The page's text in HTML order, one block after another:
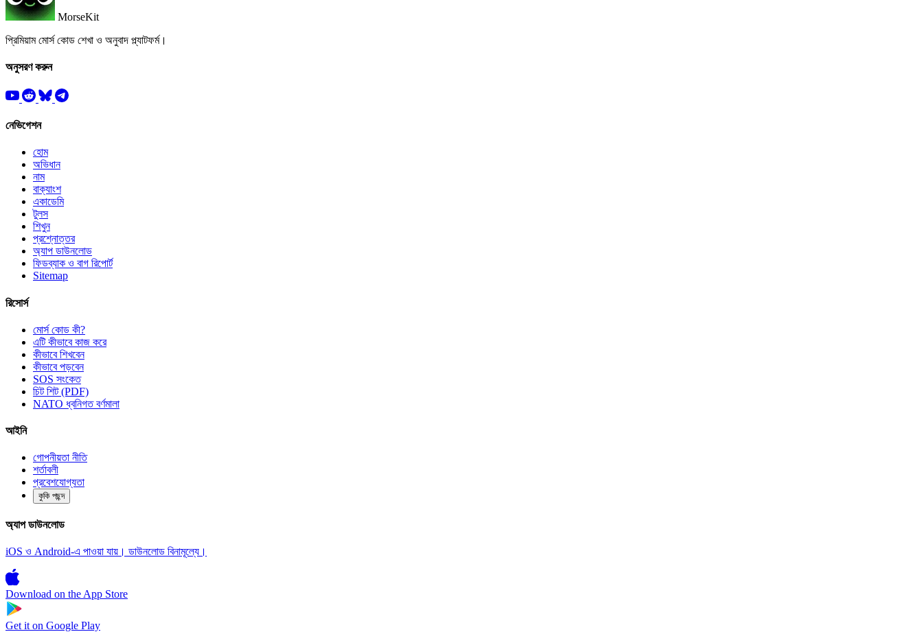
MorseKit
প্রিমিয়াম মোর্স কোড শেখা ও অনুবাদ প্ল্যাটফর্ম।
অনুসরণ করুন
নেভিগেশন
হোম
অভিধান
নাম
বাক্যাংশ
একাডেমি
টুলস
শিখুন
প্রশ্নোত্তর
অ্যাপ ডাউনলোড
ফিডব্যাক ও বাগ রিপোর্ট
Sitemap
রিসোর্স
মোর্স কোড কী?
এটি কীভাবে কাজ করে
কীভাবে শিখবেন
কীভাবে পড়বেন
SOS সংকেত
চিট শিট (PDF)
NATO ধ্বনিগত বর্ণমালা
আইনি
গোপনীয়তা নীতি
শর্তাবলী
প্রবেশযোগ্যতা
কুকি পছন্দ
অ্যাপ ডাউনলোড
iOS ও Android-এ পাওয়া যায়। ডাউনলোড বিনামূল্যে।
Download on the App Store
Get it on Google Play